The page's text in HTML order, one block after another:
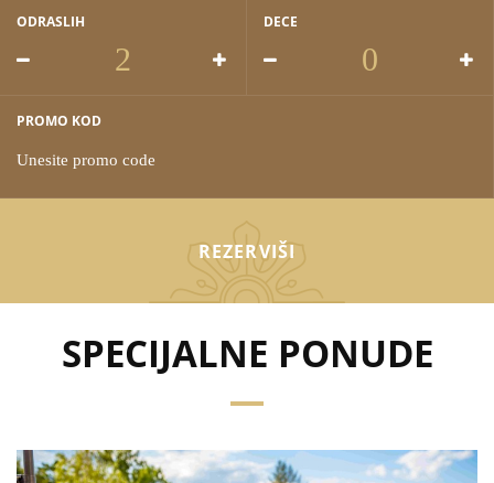
ODRASLIH DECE
PROMO KOD
REZERVIŠI
SPECIJALNE PONUDE